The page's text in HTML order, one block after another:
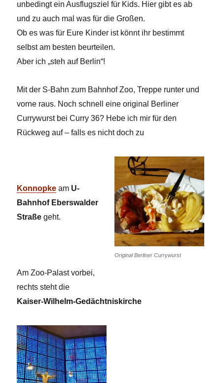
unbedingt ein Ausflugsziel für Kids. Hier gibt es ab
und zu auch mal was für die Großen.
Ob es was für Eure Kinder ist könnt ihr bestimmt
selbst am besten beurteilen.
Aber ich „steh auf Berlin“!
Mit der S-Bahn zum Bahnhof Zoo, Treppe runter und
vorne raus. Noch schnell eine original Berliner
Currywurst bei Curry 36? Hebe ich mir für den
Rückweg auf – falls es nicht doch zu
Original Berliner Currywurst
Konnopke am U-
Bahnhof Eberswalder
Straße geht.
Am Zoo-Palast vorbei,
rechts steht die
Kaiser-Wilhelm-Gedächtniskirche